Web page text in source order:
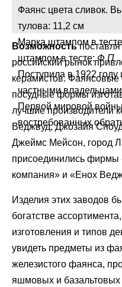
Фаянс цвета сливок.
тулова: 11,2 см
Марка штампом в
штампом в тесте:Ф.П.
Поступила в 1922
частными
Первой мировой
востребованных
Возможность
российский рынок
керамистов. Фаянсовые
посудные формы
лучшие производители
Веджвуд, Джозайя
Джеймс Мейсон, город
присоединились фирмы
компания» и «Енох
Изделия этих заводов
богатстве
изготовления и типов
увидеть предметы из
железистого фаянса,
яшмовых и